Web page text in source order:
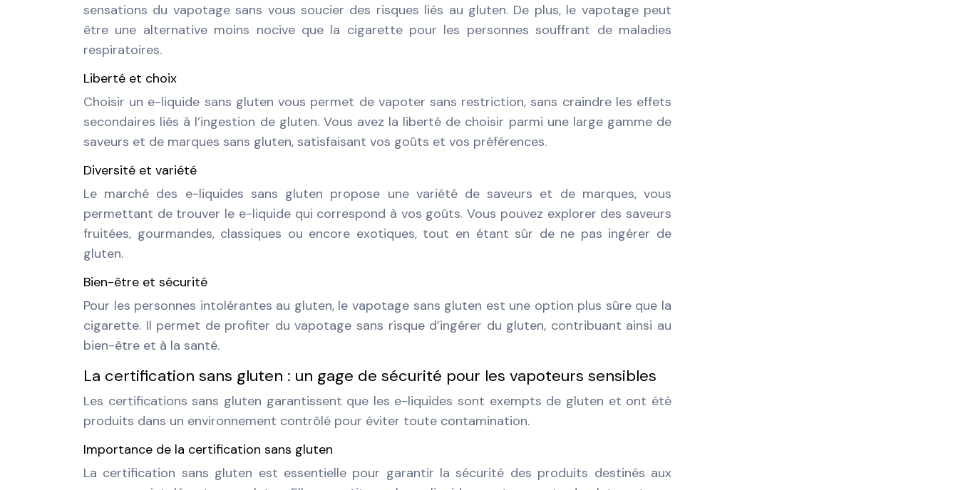
sensations du vapotage sans vous soucier des risques liés au gluten. De plus, le vapotage peut
être une alternative moins nocive que la cigarette pour les personnes souffrant de maladies
respiratoires.
Liberté et choix
Choisir un e-liquide sans gluten vous permet de vapoter sans restriction, sans craindre les effets
secondaires liés à l’ingestion de gluten. Vous avez la liberté de choisir parmi une large gamme de
saveurs et de marques sans gluten, satisfaisant vos goûts et vos préférences.
Diversité et variété
Le marché des e-liquides sans gluten propose une variété de saveurs et de marques, vous
permettant de trouver le e-liquide qui correspond à vos goûts. Vous pouvez explorer des saveurs
fruitées, gourmandes, classiques ou encore exotiques, tout en étant sûr de ne pas ingérer de
gluten.
Bien-être et sécurité
Pour les personnes intolérantes au gluten, le vapotage sans gluten est une option plus sûre que la
cigarette. Il permet de profiter du vapotage sans risque d’ingérer du gluten, contribuant ainsi au
bien-être et à la santé.
La certification sans gluten : un gage de sécurité pour les vapoteurs sensibles
Les certifications sans gluten garantissent que les e-liquides sont exempts de gluten et ont été
produits dans un environnement contrôlé pour éviter toute contamination.
Importance de la certification sans gluten
La certification sans gluten est essentielle pour garantir la sécurité des produits destinés aux